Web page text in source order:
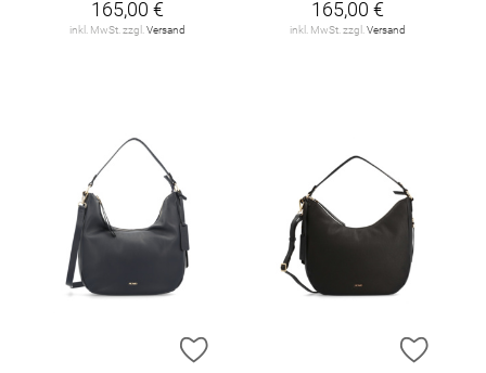
165,00 €
inkl. MwSt. zzgl. Versand
165,00 €
inkl. MwSt. zzgl. Versand
ZUR WUNSCHLISTE HINZUFÜGEN
ZUR